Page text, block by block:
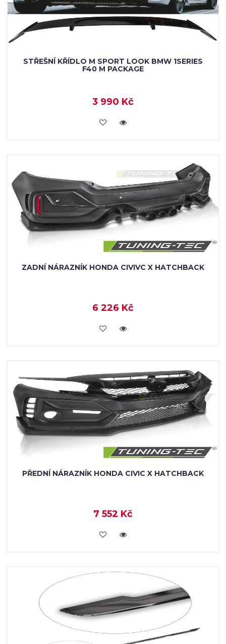
STŘEŠNÍ KŘÍDLO M SPORT LOOK BMW 1SERIES
F40 M PACKAGE
3 990 Kč
VLOŽIT DO KOŠÍKU
ZADNÍ NÁRAZNÍK HONDA CIVIVC X HATCHBACK
6 226 Kč
VLOŽIT DO KOŠÍKU
PŘEDNÍ NÁRAZNÍK HONDA CIVIC X HATCHBACK
7 552 Kč
VLOŽIT DO KOŠÍKU